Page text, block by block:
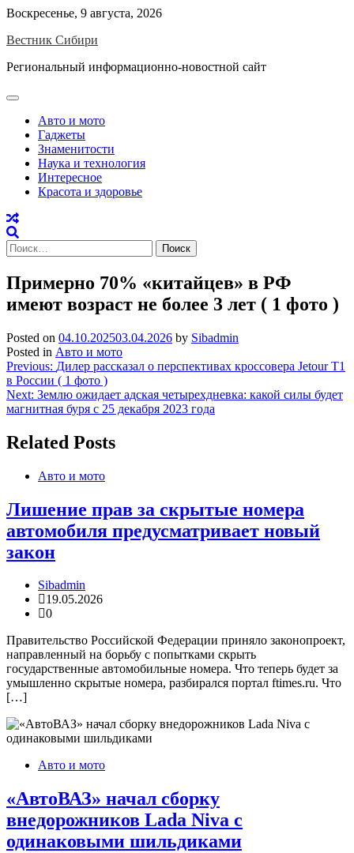
Skip
content
Воскресенье, 9 августа, 2026
Вестник Сибири
Региональный информационно-новостной сайт
Авто и мото
Гаджеты
Знаменитости
Наука и технология
Интересное
Красота и здоровье
Найти:
Примерно 70% «китайцев» в РФ
имеют возраст не более 3 лет ( 1 фото )
Posted on 04.10.202503.04.2026 by Sibadmin
Posted in Авто и мото
Навигация
по
записям
Previous: Дилер рассказал о перспективах кроссовера Jetour T1
в России ( 1 фото )
Next: Землю ожидает адская четырехдневка: какой силы будет
магнитная буря с 25 декабря 2023 года
Related Posts
Авто и мото
Лишение прав за скрытые номера
автомобиля предусматривает новый
закон
Sibadmin
19.05.2026
0
Правительство Российской Федерации приняло законопроект,
направленный на борьбу с попытками скрыть
государственные автомобильные номера. Что теперь будет за
умышленно скрытые номера, разбирался портал ftimes.ru. Что
[…]
Авто и мото
«АвтоВАЗ» начал сборку
внедорожников Lada Niva с
одинаковыми шильдиками